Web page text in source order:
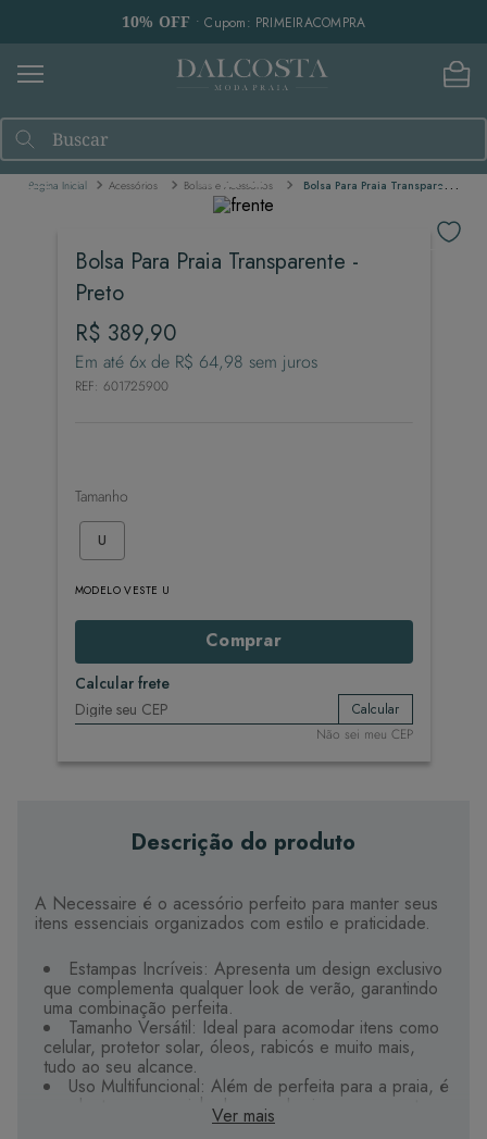
10% OFF • Cupom: PRIMEIRACOMPRA
Buscar
Acessórios Bolsas e Acessórios Bolsa Para Praia Transparente - Preto
Bolsa Para Praia Transparente -
Preto
R$ 389,90
Em até 6x de R$ 64,98 sem juros
REF: 601725900
Tamanho
U
MODELO VESTE U
Comprar
Calcular frete
Calcular
Não sei meu CEP
Descrição do produto
A Necessaire é o acessório perfeito para manter seus
itens essenciais organizados com estilo e praticidade.
Estampas Incríveis: Apresenta um design exclusivo
que complementa qualquer look de verão, garantindo
uma combinação perfeita.
Tamanho Versátil: Ideal para acomodar itens como
celular, protetor solar, óleos, rabicós e muito mais,
tudo ao seu alcance.
Uso Multifuncional: Além de perfeita para a praia, é
excelente para caminhadas, academia e como parte
essencial da sua bolsa do dia a dia.
Ver mais